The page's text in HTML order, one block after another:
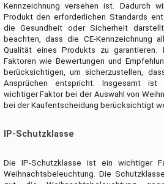
Kennzeichnung versehen ist. Dadurch
Produkt den erforderlichen Standards
die Gesundheit oder Sicherheit
beachten, dass die CE-Kennzeichnung
Qualität eines Produkts zu garantieren.
Faktoren wie Bewertungen und
berücksichtigen, um sicherzustellen,
Ansprüchen entspricht. Insgesamt ist
wichtiger Faktor bei der Auswahl von
bei der Kaufentscheidung berücksichtigt
IP-Schutzklasse
Die IP-Schutzklasse ist ein wichtiger
Weihnachtsbeleuchtung. Die